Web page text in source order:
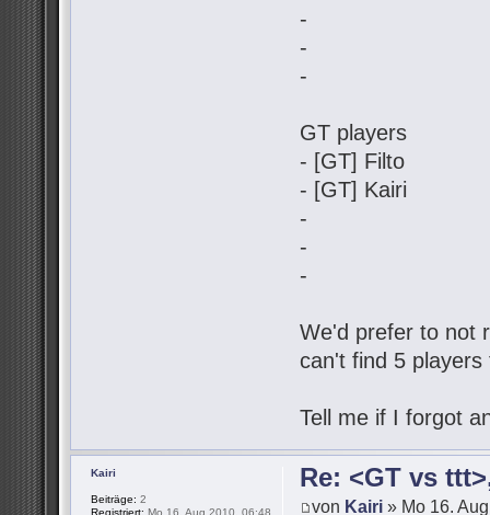
-
-
-
GT players
- [GT] Filto
- [GT] Kairi
-
-
-
We'd prefer to not
can't find 5
Tell me if I forgot
Re: <GT vs
von Kairi » Mo 16.
Kairi
Beiträge: 2
Registriert: Mo 16. Aug 2010, 06:48